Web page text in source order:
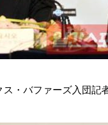
ス・バファーズ入団記